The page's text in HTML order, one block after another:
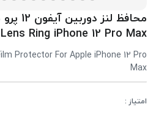
محافظ
Ring iPhone 12 Pro Max
Protector For Apple iPhone 12 Pro
Max
امتیاز :